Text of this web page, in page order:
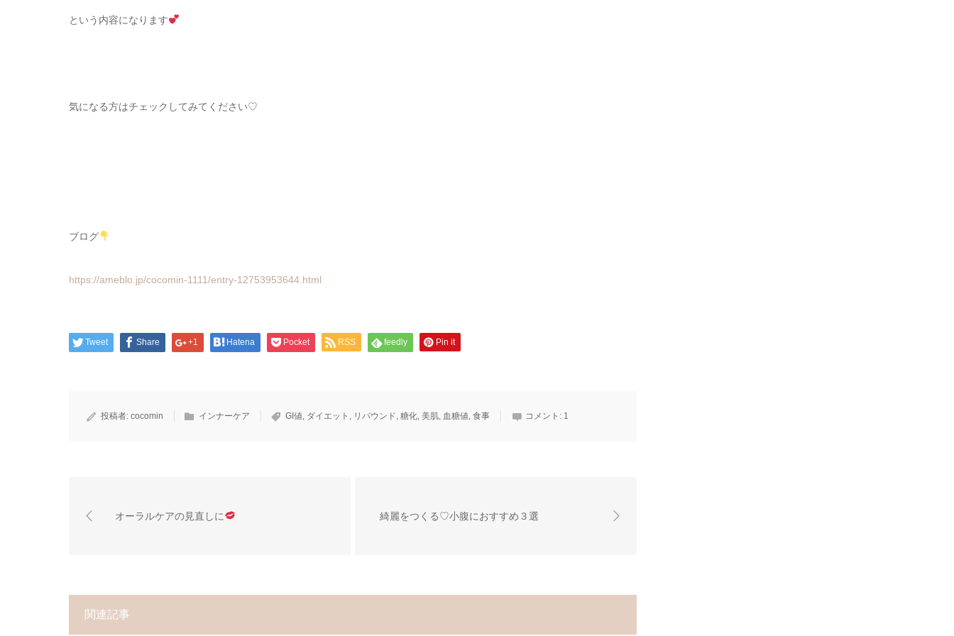
という内容になります
気になる方はチェックしてみてください♡
ブログ
https://ameblo.jp/cocomin-1111/entry-12753953644.html
Tweet Share +1 Hatena Pocket RSS feedly Pin it
投稿者: cocomin インナーケア GI値, ダイエット , リバウンド, 糖化, 美肌, 血糖値, 食事 コメント: 1
オーラルケアの見直しに 綺麗をつくる♡小腹におすすめ３選
関連記事